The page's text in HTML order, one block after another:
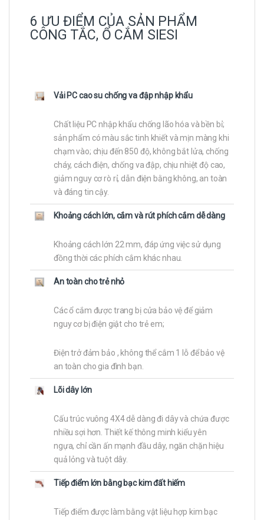
6 ƯU ĐIỂM CỦA SẢN PHẨM
CÔNG TẮC, Ổ CẮM SIESI
Vải PC cao su chống va đập nhập khẩu
Chất liệu PC nhập khẩu chống lão hóa và bền bỉ;
sản phẩm có màu sắc tinh khiết và mịn màng khi
chạm vào; chịu đến 850 độ, không bắt lửa, chống
cháy, cách điện, chống va đập, chịu nhiệt độ cao,
giảm nguy cơ rò rỉ, dẫn điện bằng không, an toàn
và đáng tin cậy.
Khoảng cách lớn, cắm và rút phích cắm dễ dàng
Khoảng cách lớn 22 mm, đáp ứng việc sử dụng
đồng thời các phích cắm khác nhau.
An toàn cho trẻ nhỏ
Các ổ cắm được trang bị cửa bảo vệ để giảm
nguy cơ bị điện giật cho trẻ em;
Điện trở đảm bảo , không thể cắm 1 lỗ để bảo vệ
an toàn cho gia đình bạn.
Lõi dây lớn
Cấu trúc vuông 4X4 dễ dàng đi dây và chứa được
nhiều sợi hơn. Thiết kế thông minh kiểu yên
ngựa, chỉ cần ấn mạnh đầu dây, ngăn chặn hiệu
quả lỏng và tuột dây.
Tiếp điểm lớn bằng bạc kim đất hiếm
Tiếp điểm được làm bằng vật liệu hợp kim bạc